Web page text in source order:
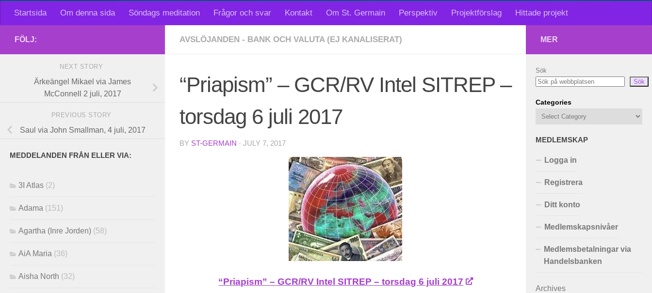
Startsida Om denna sida Söndags meditation Frågor och svar Kontakt Om St. Germain Perspektiv Projektförslag Hittade projekt
AVSLÖJANDEN - BANK OCH VALUTA (EJ KANALISERAT)
“Priapism” – GCR/RV Intel SITREP –
torsdag 6 juli 2017
BY ST-GERMAIN · JULY 7, 2017
“Priapism” – GCR/RV Intel SITREP – torsdag 6 juli 2017
FÖLJ:
NEXT STORY
Ärkeängel Mikael via James
McConnell 2 juli, 2017
PREVIOUS STORY
Saul via John Smallman, 4 juli, 2017
MEDDELANDEN FRÅN ELLER VIA:
3I Atlas (2)
Adama (151)
Agartha (Inre Jorden) (58)
AiA Maria (36)
Aisha North (32)
MER
Sök
Sök
Categories
MEDLEMSKAP
Logga in
Registrera
Ditt konto
Medlemskapsnivåer
Medlemsbetalningar via
Handelsbanken
Archives